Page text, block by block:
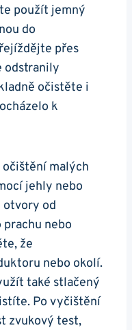
použít jemný
do
přes
odstranily
očistěte i
k
malých
jehly nebo
od
nebo
že
nebo okolí.
také stlačený
Po vyčištění
zvukový test,